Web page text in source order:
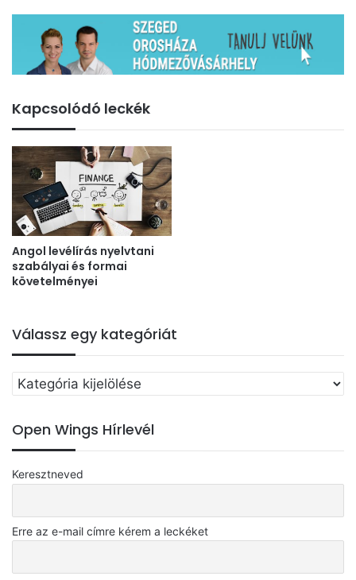
Kapcsolódó leckék
Angol levélírás nyelvtani
szabályai és formai
követelményei
Válassz egy kategóriát
Válassz
egy
Open Wings Hírlevél
Keresztneved
Erre az e-mail címre kérem a leckéket